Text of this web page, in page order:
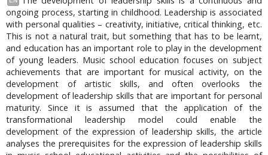
ongoing process, starting in childhood. Leadership is associated
with personal qualities – creativity, initiative, critical thinking, etc.
This is not a natural trait, but something that has to be learnt,
and education has an important role to play in the development
of young leaders. Music school education focuses on subject
achievements that are important for musical activity, on the
development of artistic skills, and often overlooks the
development of leadership skills that are important for personal
maturity. Since it is assumed that the application of the
transformational leadership model could enable the
development of the expression of leadership skills, the article
analyses the prerequisites for the expression of leadership skills